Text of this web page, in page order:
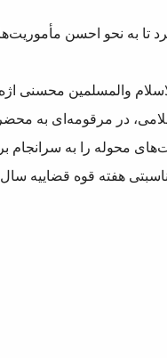
تا به نحو احسن
والمسلمین محسنی
در مرقومه‌ای به
محوله را به سرانجام
هفته قوه قضاییه سال